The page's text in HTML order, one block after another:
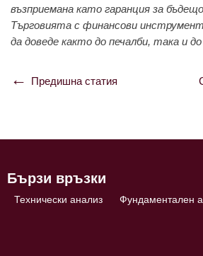
възприемана като гаранция за
Търговията с финансови
да доведе както до печалби, така и до
Навигация
Предишна статия
Бързи връзки
Технически анализ Фундаментален